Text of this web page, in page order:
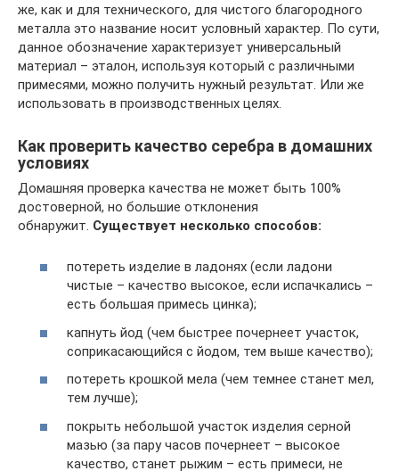
же, как и для технического, для чистого благородного
металла это название носит условный характер. По сути,
данное обозначение характеризует универсальный
материал – эталон, используя который с различными
примесями, можно получить нужный результат. Или же
использовать в производственных целях.
Как проверить качество серебра в домашних
условиях
Домашняя проверка качества не может быть 100%
достоверной, но большие отклонения
обнаружит. Существует несколько способов:
потереть изделие в ладонях (если ладони
чистые – качество высокое, если испачкались –
есть большая примесь цинка);
капнуть йод (чем быстрее почернеет участок,
соприкасающийся с йодом, тем выше качество);
потереть крошкой мела (чем темнее станет мел,
тем лучше);
покрыть небольшой участок изделия серной
мазью (за пару часов почернеет – высокое
качество, станет рыжим – есть примеси, не